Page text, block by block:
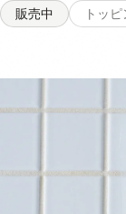
特典をご用意してお
＝＝＝＝＝＝＝＝＝
度定期コース追加時
ページより定期コー
目の決済以降からは
＝＝＝＝＝＝＝＝＝
種類のテイストから
す。 Purple 国産紫
ープ。紫芋や人参に
販売中 トッ